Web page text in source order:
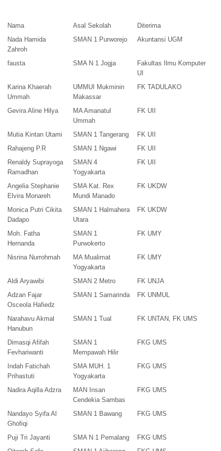
Nama Asal Sekolah
Diterima
Nada Hamida
Zahroh
SMAN 1 Purworejo Akuntansi UGM
fausta SMA N 1 Jogja
Fakultas Ilmu Komputer
UI
Karina Khaerah
Ummah
UMMUI Mukminin
Makassar
FK TADULAKO
Gevira Aline Hilya
MA Amanatul
Ummah
FK UII
Mutia Kintan Utami SMAN 1 Tangerang
FK UII
Rahajeng P.R
SMAN 1 Ngawi
FK UII
Renaldy Suprayoga
Ramadhan
SMAN 4
Yogyakarta
FK UII
Angelia Stephanie
Elvira Monareh
SMA Kat. Rex
Mundi Manado
FK UKDW
Monica Putri Cikita
Dadapo
SMAN 1 Halmahera
Utara
FK UKDW
Moh. Fatha
Hernanda
SMAN 1
Purwokerto
FK UMY
Nisrina Nurrohmah
MA Mualimat
Yogyakarta
FK UMY
Aldi Aryawibi SMAN 2 Metro
FK UNJA
Adzan Fajar
Osceola Hafiedz
SMAN 1 Samarinda FK UNMUL
Narahavu Akmal
Hanubun
SMAN 1 Tual FK UNTAN, FK UMS
Dimasqi Afifah
Fevhariwanti
SMAN 1
Mempawah Hilir
FKG UMS
Indah Fatichah
Prihastuti
SMA MUH. 1
Yogyakarta
FKG UMS
Nadira Aqilla Adzra
MAN Insan
Cendekia Sambas
FKG UMS
Nandayo Syifa Al
Ghofiqi
SMAN 1 Bawang FKG UMS
Puji Tri Jayanti SMA N 1 Pemalang
FKG UMS